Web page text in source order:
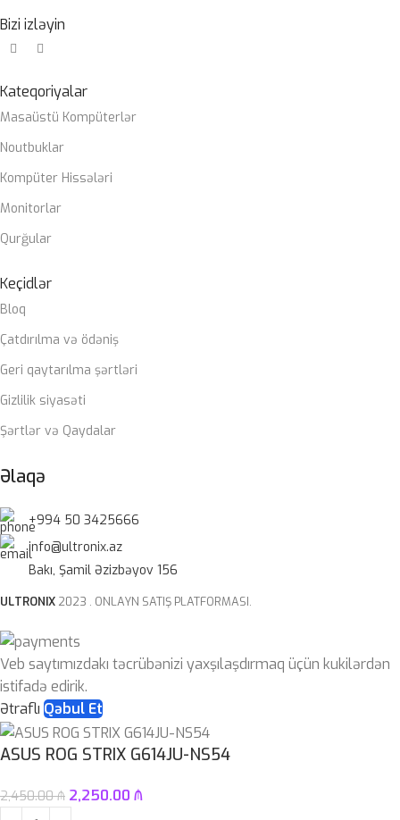
Bizi izləyin
Kateqoriyalar
Masaüstü Kompüterlər
Noutbuklar
Kompüter Hissələri
Monitorlar
Qurğular
Keçidlər
Bloq
Çatdırılma və ödəniş
Geri qaytarılma şərtləri
Gizlilik siyasəti
Şərtlər və Qaydalar
Əlaqə
+994 50 3425666
info@ultronix.az
Bakı, Şamil Əzizbəyov 156
ULTRONIX 2023 . ONLAYN SATIŞ PLATFORMASI.
Veb saytımızdakı təcrübənizi yaxşılaşdırmaq üçün kukilərdən
istifadə edirik.
Ətraflı Qəbul Et
ASUS ROG STRIX G614JU-NS54
2,450.00₼ 2,250.00 ₼